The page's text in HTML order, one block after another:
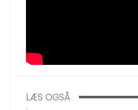
LÆS OGSÅ